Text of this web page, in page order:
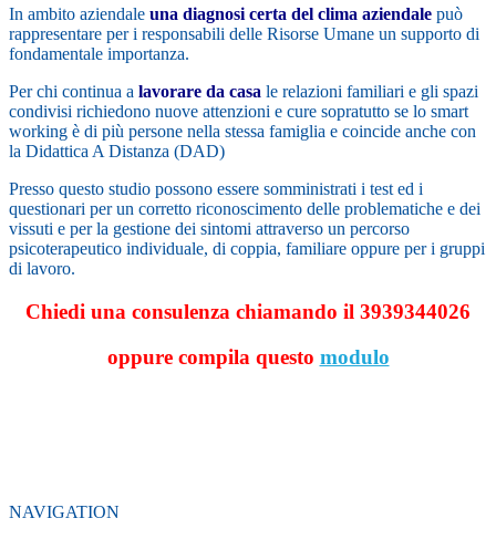
In ambito aziendale una diagnosi certa del clima aziendale può
rappresentare per i responsabili delle Risorse Umane un supporto di
fondamentale importanza.
Per chi continua a lavorare da casa le relazioni familiari e gli spazi
condivisi richiedono nuove attenzioni e cure sopratutto se lo smart
working è di più persone nella stessa famiglia e coincide anche con
la Didattica A Distanza (DAD)
Presso questo studio possono essere somministrati i test ed i
questionari per un corretto riconoscimento delle problematiche e dei
vissuti e per la gestione dei sintomi attraverso un percorso
psicoterapeutico individuale, di coppia, familiare oppure per i gruppi
di lavoro.
Chiedi una consulenza chiamando il 3939344026
oppure compila questo modulo
NAVIGATION